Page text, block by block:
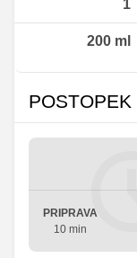
1
200ml
POSTOPEK
PRIPRAVA
10 min